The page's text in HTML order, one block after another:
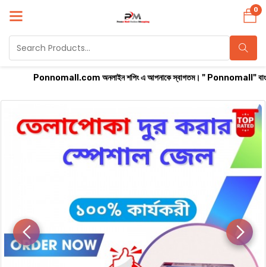
Ponnomall.com অনলাইন শপিং এ আপনাকে স্বাগতম। " Ponnomall" বাংলাদেশের সবচেয়ে
0